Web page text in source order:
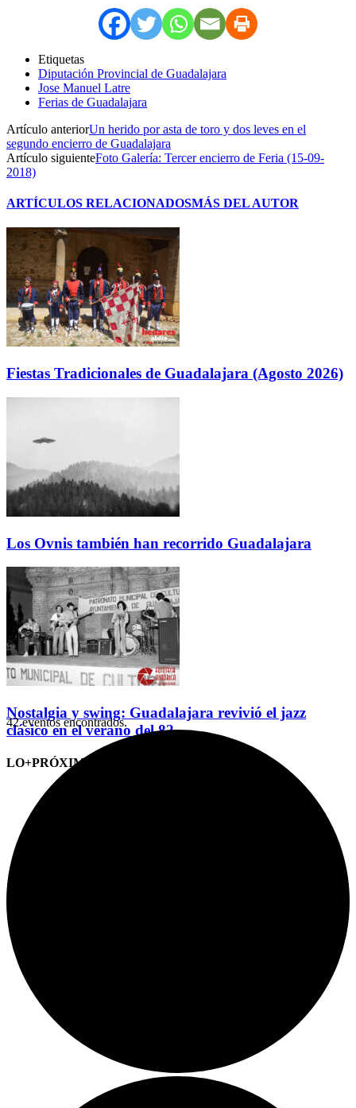
Etiquetas
Diputación Provincial de Guadalajara
Jose Manuel Latre
Ferias de Guadalajara
Artículo anteriorUn herido por asta de toro y dos leves en el
segundo encierro de Guadalajara
Artículo siguienteFoto Galería: Tercer encierro de Feria (15-09-
2018)
ARTÍCULOS RELACIONADOSMÁS DEL AUTOR
Fiestas Tradicionales de Guadalajara (Agosto 2026)
Los Ovnis también han recorrido Guadalajara
Nostalgia y swing: Guadalajara revivió el jazz
clásico en el verano del 82
LO+PRÓXIMO (CITAS)
42 eventos encontrados.